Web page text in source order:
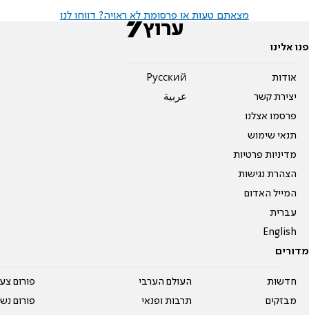
מצאתם טעות או פרסומת לא ראויה? דווחו לנו
פנו אלינו
אודות
יצירת קשר
פרסמו אצלנו
תנאי שימוש
מדיניות פרטיות
הצהרת נגישות
המייל האדום
עברית
English
Pусский
عربية
מדורים
חדשות
מבזקים
העולם הערבי
תרבות ופנאי
פורום
פורום